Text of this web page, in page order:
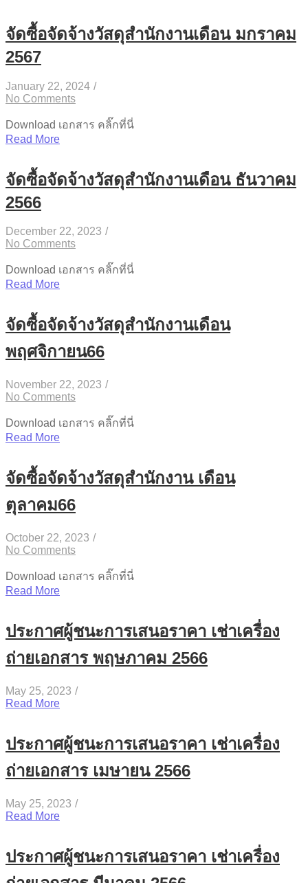
จัดซื้อจัดจ้างวัสดุสำนักงานเดือน มกราคม
2567
January 22, 2024 /
No Comments
Download เอกสาร คลิ๊กที่นี่
Read More
จัดซื้อจัดจ้างวัสดุสำนักงานเดือน ธันวาคม
2566
December 22, 2023 /
No Comments
Download เอกสาร คลิ๊กที่นี่
Read More
จัดซื้อจัดจ้างวัสดุสำนักงานเดือน
พฤศจิกายน66
November 22, 2023 /
No Comments
Download เอกสาร คลิ๊กที่นี่
Read More
จัดซื้อจัดจ้างวัสดุสำนักงาน เดือน
ตุลาคม66
October 22, 2023 /
No Comments
Download เอกสาร คลิ๊กที่นี่
Read More
ประกาศผู้ชนะการเสนอราคา เช่าเครื่อง
ถ่ายเอกสาร พฤษภาคม 2566
May 25, 2023 /
Read More
ประกาศผู้ชนะการเสนอราคา เช่าเครื่อง
ถ่ายเอกสาร เมษายน 2566
May 25, 2023 /
Read More
ประกาศผู้ชนะการเสนอราคา เช่าเครื่อง